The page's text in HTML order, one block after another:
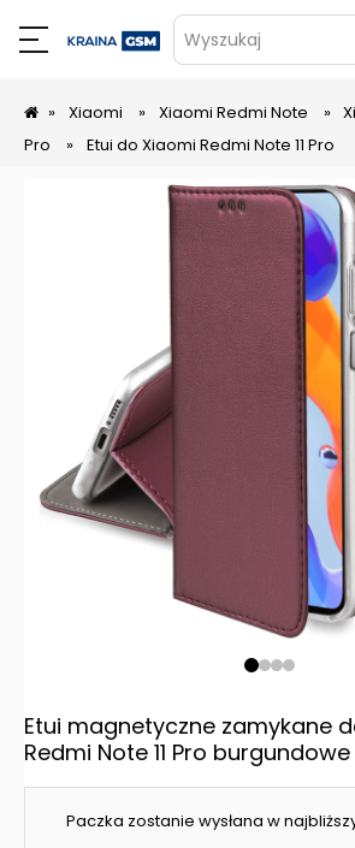
Wyszukaj
» Xiaomi » Xiaomi Redmi Note »
Pro
» Etui do Xiaomi Redmi Note 11 Pro
Paczka zostanie wysłana w
Etui magnetyczne zamykane
Redmi Note 11 Pro burgundowe